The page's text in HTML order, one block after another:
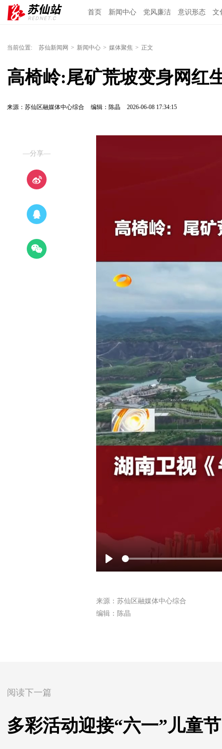
首页 新闻中心 党风廉洁 意识形态 文
当前位置: 苏仙新闻网 > 新闻中心 > 媒体聚焦 > 正文
高椅岭:尾矿荒坡变身网红
来源：苏仙区融媒体中心综合 编辑：陈晶 2026-06-08 17:34:15
—分享—
Play
来源：苏仙区融媒体中心综合
编辑：陈晶
阅读下一篇
多彩活动迎接“六一”儿童节